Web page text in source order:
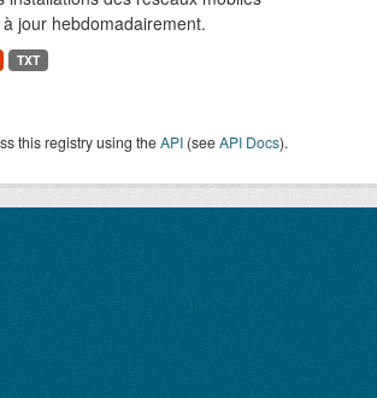
jour hebdomadairement.
TXT
this registry using theAPI (seeAPI Docs).